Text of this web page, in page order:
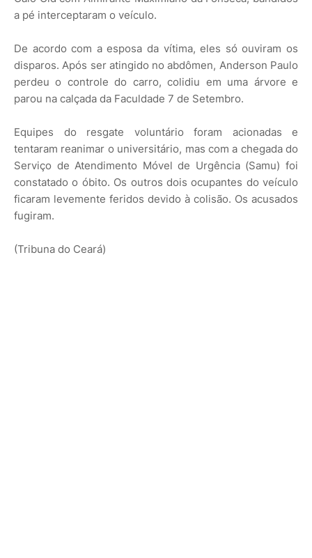
a pé interceptaram o veículo.
De acordo com a esposa da vítima, eles só ouviram os
disparos. Após ser atingido no abdômen, Anderson Paulo
perdeu o controle do carro, colidiu em uma árvore e
parou na calçada da Faculdade 7 de Setembro.
Equipes do resgate voluntário foram acionadas e
tentaram reanimar o universitário, mas com a chegada do
Serviço de Atendimento Móvel de Urgência (Samu) foi
constatado o óbito. Os outros dois ocupantes do veículo
ficaram levemente feridos devido à colisão. Os acusados
fugiram.
(Tribuna do Ceará)